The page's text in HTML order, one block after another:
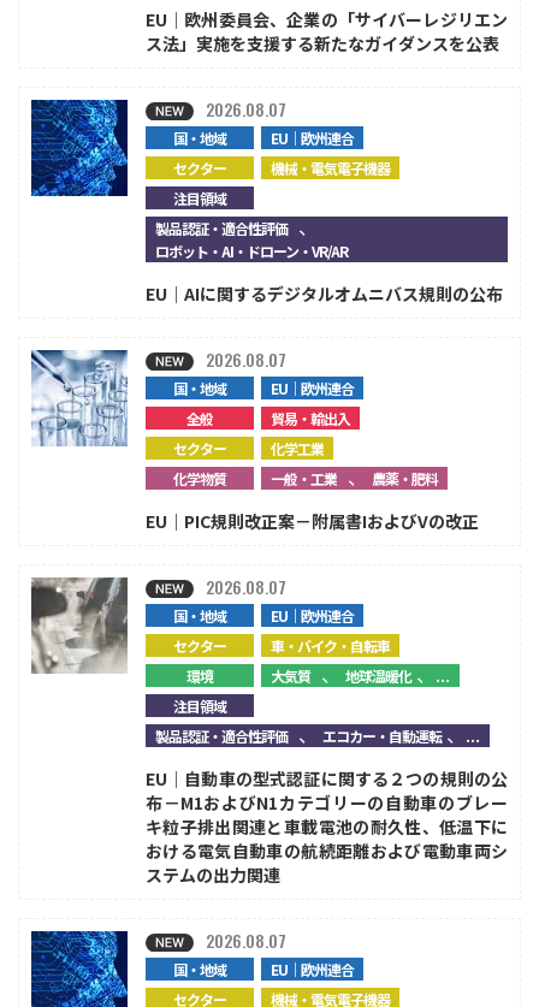
EU｜欧州委員会、企業の「サイバーレジリエン
ス法」実施を支援する新たなガイダンスを公表
国・地域
EU｜欧州連合
セクター
機械・電気電子機器
注目領域
製品認証・適合性評価 、
ロボット・AI・ドローン・VR/AR
2026.08.07
EU｜AIに関するデジタルオムニバス規則の公布
国・地域
EU｜欧州連合
全般
貿易・輸出入
セクター
化学工業
化学物質
一般・工業 、農薬・肥料
2026.08.07
EU｜PIC規則改正案－附属書IおよびVの改正
国・地域
EU｜欧州連合
セクター
車・バイク・自転車
環境
大気質 、地球温暖化、...
注目領域
製品認証・適合性評価 、エコカー・自動運転、...
2026.08.07
EU｜自動車の型式認証に関する２つの規則の公
布－M1およびN1カテゴリーの自動車のブレー
キ粒子排出関連と車載電池の耐久性、低温下に
おける電気自動車の航続距離および電動車両シ
ステムの出力関連
国・地域
EU｜欧州連合
セクター
機械・電気電子機器
2026.08.07